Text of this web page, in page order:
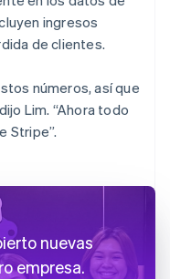
ingresos
de clientes.
números, así que
Lim. “Ahora todo
Stripe”.
nuevas
empresa.